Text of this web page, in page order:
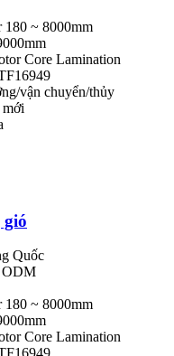
180 ~ 8000mm
Core Lamination
vận chuyển/thủy
Quốc
ODM
180 ~ 8000mm
Core Lamination